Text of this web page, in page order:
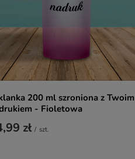
200 ml szroniona z Twoim
- Fioletowa
zł / szt.